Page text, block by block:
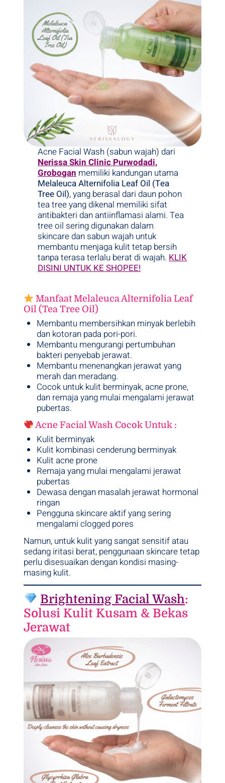
Acne Facial Wash (sabun wajah) dari
Nerissa Skin Clinic Purwodadi,
Groboganmemiliki kandungan utama
Melaleuca Alternifolia Leaf Oil (Tea
Tree Oil), yang berasal dari daun pohon
tea tree yang dikenal memiliki sifat
antibakteri dan antiinflamasi alami. Tea
tree oil sering digunakan dalam
skincare dan sabun wajah untuk
membantu menjaga kulit tetap bersih
tanpa terasa terlalu berat di wajah.KLIK
DISINI UNTUK KE SHOPEE!
Manfaat Melaleuca Alternifolia Leaf
Oil (Tea Tree Oil)
Membantu membersihkan minyak berlebih
dan kotoran pada pori-pori.
Membantu mengurangi pertumbuhan
bakteri penyebab jerawat.
Membantu menenangkan jerawat yang
merah dan meradang.
Cocok untuk kulit berminyak, acne prone,
dan remaja yang mulai mengalami jerawat
pubertas.
Acne Facial Wash Cocok Untuk :
Kulit berminyak
Kulit kombinasi cenderung berminyak
Kulit acne prone
Remaja yang mulai mengalami jerawat
pubertas
Dewasa dengan masalah jerawat hormonal
ringan
Pengguna skincare aktif yang sering
mengalami clogged pores
Namun, untuk kulit yang sangat sensitif atau
sedang iritasi berat, penggunaan skincare tetap
perlu disesuaikan dengan kondisi masing-
masing kulit.
Brightening Facial Wash:
Solusi Kulit Kusam & Bekas
Jerawat